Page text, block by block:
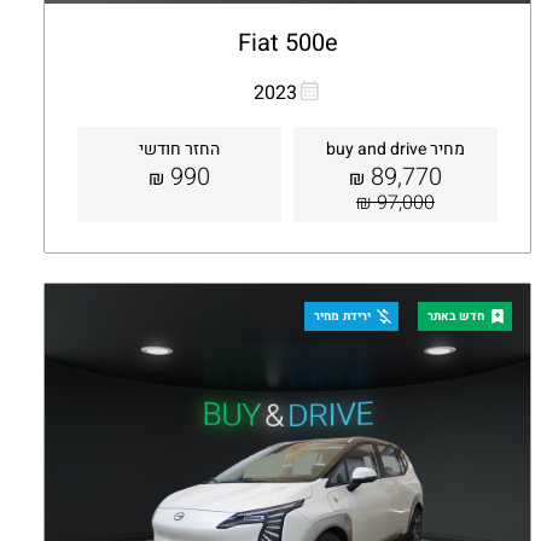
Fiat 500e
2023
מחיר buy and drive
89,770
₪
97,000 ₪
החזר חודשי
990
₪
קבלת הצעה
חדש באתר ירידת מחיר